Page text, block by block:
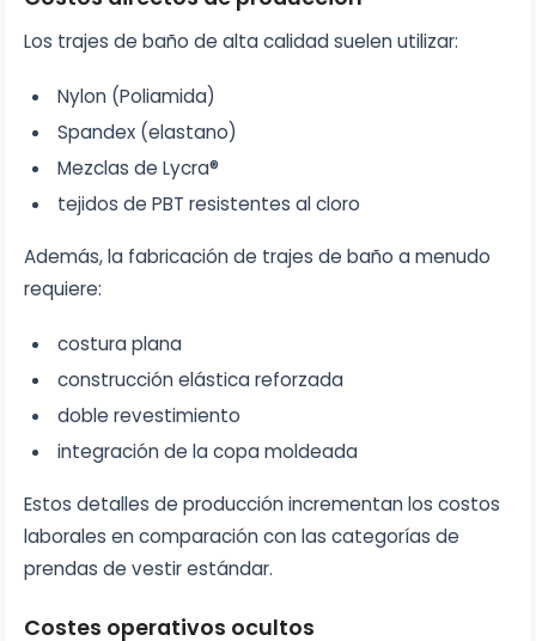
Los trajes de baño de alta calidad suelen utilizar:
Nylon (Poliamida)
Spandex (elastano)
Mezclas de Lycra®
tejidos de PBT resistentes al cloro
Además, la fabricación de trajes de baño a menudo
requiere:
costura plana
construcción elástica reforzada
doble revestimiento
integración de la copa moldeada
Estos detalles de producción incrementan los costos
laborales en comparación con las categorías de
prendas de vestir estándar.
Costes operativos ocultos